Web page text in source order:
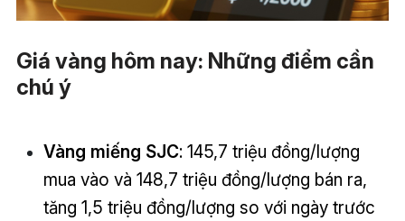
Giá vàng hôm nay: Những điểm cần
chú ý
Vàng miếng SJC: 145,7 triệu đồng/lượng
mua vào và 148,7 triệu đồng/lượng bán ra,
tăng 1,5 triệu đồng/lượng so với ngày trước